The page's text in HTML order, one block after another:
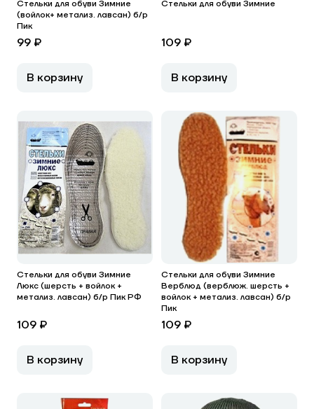
Стельки для обуви Зимние
(войлок+ метализ. лавсан) б/р
Пик
99 ₽
В корзину
Стельки для обуви Зимние
109 ₽
В корзину
Стельки для обуви Зимние
Люкс (шерсть + войлок +
метализ. лавсан) б/р Пик РФ
109 ₽
В корзину
Стельки для обуви Зимние
Верблюд (верблюж. шерсть +
войлок + метализ. лавсан) б/р
Пик
109 ₽
В корзину